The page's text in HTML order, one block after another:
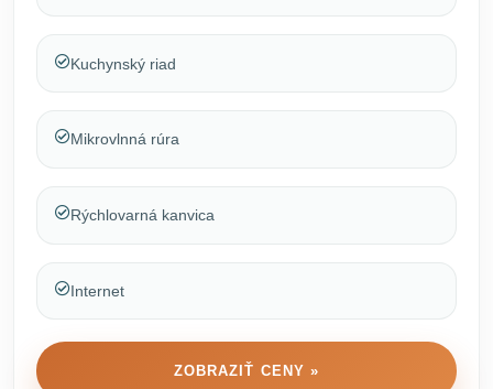
Kuchynský riad
Mikrovlnná rúra
Rýchlovarná kanvica
Internet
ZOBRAZIŤ CENY »